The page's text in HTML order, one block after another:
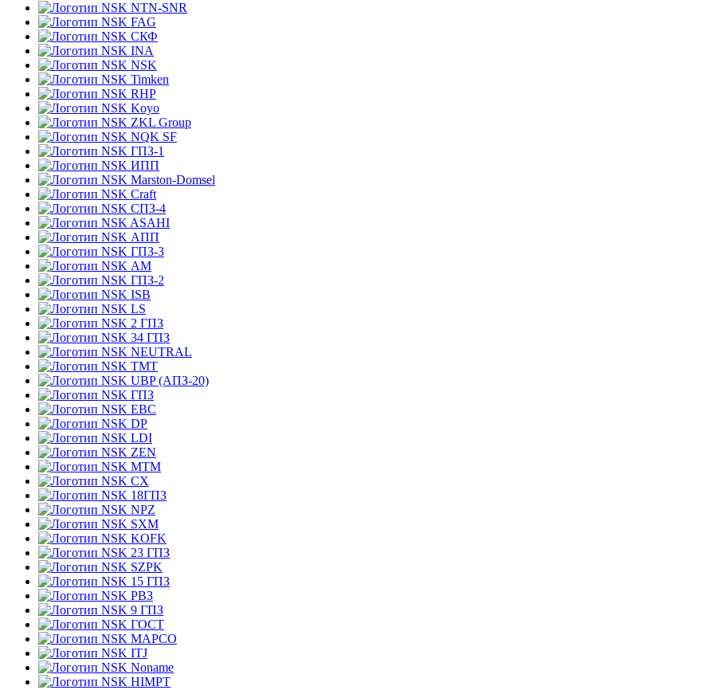
NTN-SNR
FAG
СКФ
INA
NSK
Timken
RHP
Koyo
ZKL Group
NQK SF
ГПЗ-1
ИПП
Marston-Domsel
Craft
СПЗ-4
ASAHI
АПП
ГПЗ-3
АМ
ГПЗ-2
ISB
LS
2 ГПЗ
34 ГПЗ
NEUTRAL
TMT
UBP (АПЗ-20)
ГПЗ
EBC
DP
LDI
ZEN
MTM
CX
18ГПЗ
NPZ
SXM
KOFK
23 ГПЗ
SZPK
15 ГПЗ
РВЗ
9 ГПЗ
ГОСТ
MAPCO
ITJ
Noname
HIMPT